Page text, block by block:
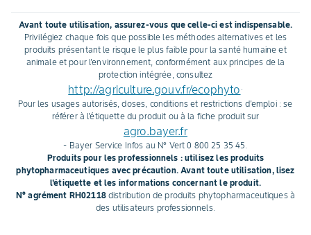
Avant toute utilisation, assurez-vous que celle-ci est indispensable.
Privilégiez chaque fois que possible les méthodes alternatives et les
produits présentant le risque le plus faible pour la santé humaine et
animale et pour l'environnement, conformément aux principes de la
protection intégrée, consultez
http://agriculture.gouv.fr/ecophyto .
Pour les usages autorisés, doses, conditions et restrictions d'emploi : se
référer à l'étiquette du produit ou à la fiche produit sur
agro.bayer.fr
- Bayer Service Infos au N° Vert 0 800 25 35 45.
Produits pour les professionnels : utilisez les produits
phytopharmaceutiques avec précaution. Avant toute utilisation, lisez
l'étiquette et les informations concernant le produit.
N° agrément RH02118distribution de produits phytopharmaceutiques à
des utilisateurs professionnels.